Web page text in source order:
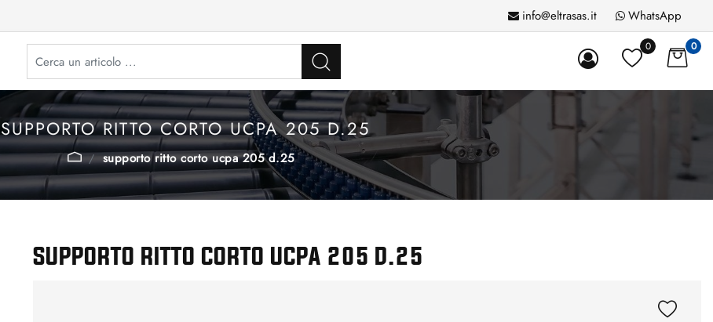
info@eltrasas.it WhatsApp
0 0
SUPPORTO RITTO CORTO UCPA 205 D.25
supporto ritto corto ucpa 205 d.25
SUPPORTO RITTO CORTO UCPA 205 D.25